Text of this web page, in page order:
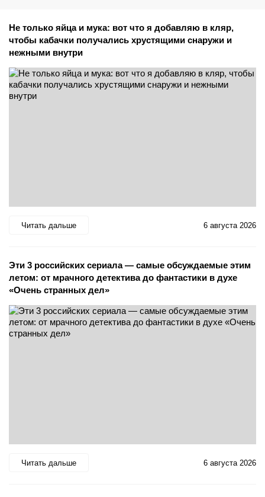
Не только яйца и мука: вот что я добавляю в кляр,
чтобы кабачки получались хрустящими снаружи и
нежными внутри
Читать дальше 6 августа 2026
Эти 3 российских сериала — самые обсуждаемые этим
летом: от мрачного детектива до фантастики в духе
«Очень странных дел»
Читать дальше 6 августа 2026